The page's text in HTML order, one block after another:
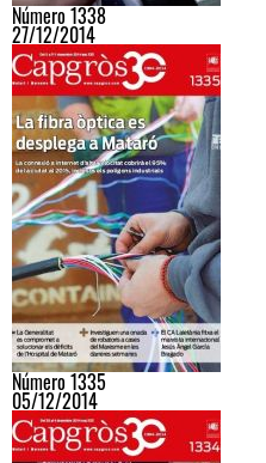
Número 1338
27/12/2014
Número 1335
05/12/2014